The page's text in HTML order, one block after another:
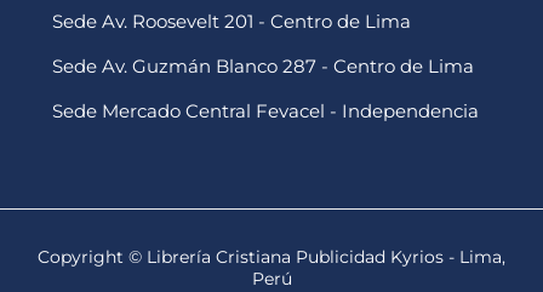
Sede Av. Roosevelt 201 - Centro de Lima
Sede Av. Guzmán Blanco 287 - Centro de Lima
Sede Mercado Central Fevacel - Independencia
Copyright © Librería Cristiana Publicidad Kyrios - Lima,
Perú